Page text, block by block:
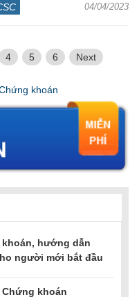
04/04/2023
4 5 6 Next
hướng dẫn
người mới bắt đầu
khoán